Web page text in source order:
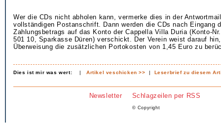
Wer die CDs nicht abholen kann, vermerke dies in der
vollständigen Postanschrift. Dann werden die CDs nach Eingang
Zahlungsbetrags auf das Konto der Cappella Villa Duria (Konto-
501 10, Sparkasse Düren) verschickt. Der Verein weist darauf
Überweisung die zusätzlichen Portokosten von 1,45 Euro zu
Dies ist mir was wert: |Artikel veschicken >> | Leserbrief zu diesem
Newsletter Schlagzeilen per RSS
© Copyright